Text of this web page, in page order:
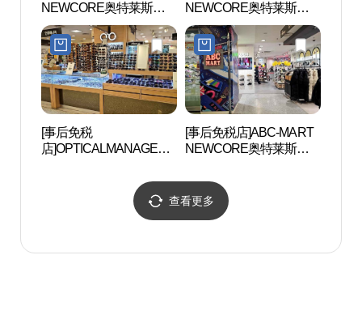
NEWCORE奥特莱斯坪
村店 (K2 뉴코아아울렛 평
촌점)
NEWCORE奥特莱斯坪
村店 (젝시믹스 뉴코아아
울렛 평촌점)
[事后免税
店]OPTICALMANAGER
村店 (안경매니져 뉴코아
[事后免税店]ABC-MART
NEWCORE奥特莱斯坪
아아울렛 평촌점)
查看更多